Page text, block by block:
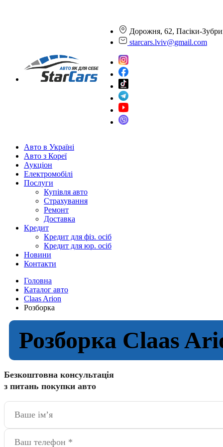
Дорожня, 62, Пасіки-
starcars.lviv@gmail.com
Авто в Україні
Авто з Кореї
Аукціон
Електромобілі
Послуги
Купівля авто
Страхування
Ремонт
Доставка
Кредит
Кредит для фіз. осіб
Кредит для юр. осіб
Новини
Контакти
Головна
Каталог авто
Сlaas Arion
Розборка
Розборка Сlaas
Безкоштовна консультація
з питань покупки авто